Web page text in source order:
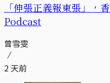
「伸張正義報東張」，
Podcast
曾雪雯
2 天前